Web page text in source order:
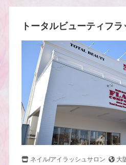
トータルビューティフ
ネイル/アイラッシュサロン 大